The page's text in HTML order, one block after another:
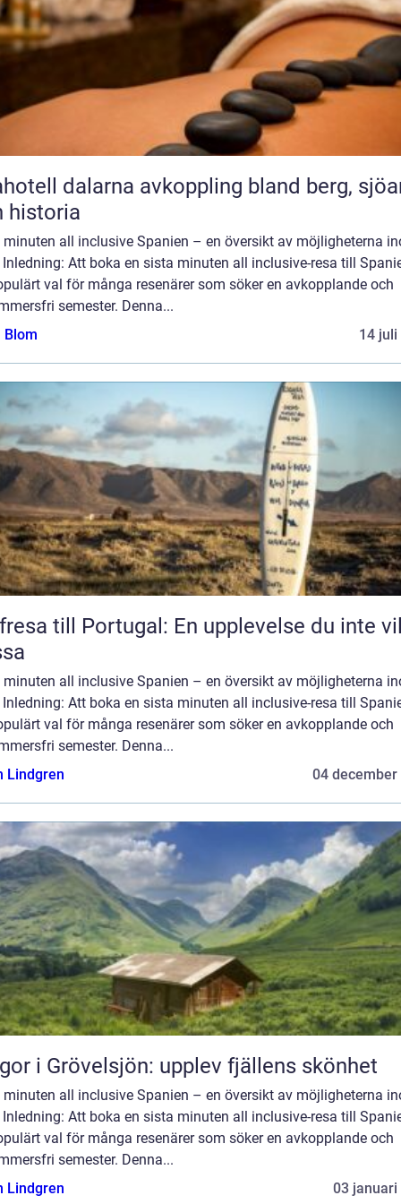
avkoppling bland berg, sjöar
historia
minuten all inclusive Spanien – en översikt av möjligheterna
Inledning: Att boka en sista minuten all inclusive-resa till
val för många resenärer som söker en avkopplande och
semester. Denna...
Blom
14 juli
till Portugal: En upplevelse du inte
minuten all inclusive Spanien – en översikt av möjligheterna
Inledning: Att boka en sista minuten all inclusive-resa till
val för många resenärer som söker en avkopplande och
semester. Denna...
Lindgren
04 december
i Grövelsjön: upplev fjällens skönhet
minuten all inclusive Spanien – en översikt av möjligheterna
Inledning: Att boka en sista minuten all inclusive-resa till
val för många resenärer som söker en avkopplande och
semester. Denna...
Lindgren
03 januari